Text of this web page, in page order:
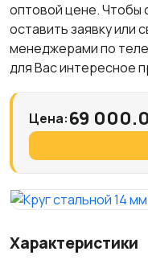
оптовой цене. Чтобы
оставить заявку или
менеджерами по
для Вас интересное
Цена:69
Характеристики